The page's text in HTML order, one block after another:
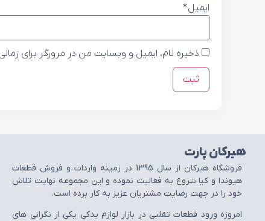
ایمیل*
ذخیره نام، ایمیل و وبسایت من در مرورگر برای
هیرکان پارت
فروشگاه هيرکان از سال 1395 در زمينه واردات و فروش قطعات
هيوندا و کيا شروع به فعاليت نموده و اين مجموعه نهايت تلاش
خود را در جهت رضايت مشتريان عزيز به کار برده است.
امروزه ورود قطعات تقلبي در بازار لوازم يدکي يکي از نگراني هاي